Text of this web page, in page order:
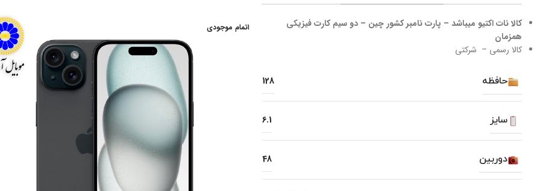
کالا نات اکتیو میباشد – پارت نامبر کشور چین – دو سیم کارت فیزیکی
همزمان
کالا رسمی – شرکتی
حافظه 128
سایز 6.1
دوربین 48
اتمام موجودی